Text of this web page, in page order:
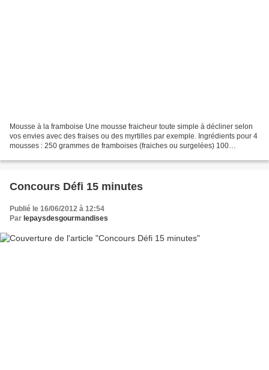
Mousse à la framboise Une mousse fraicheur toute simple à décliner selon
vos envies avec des fraises ou des myrtilles par exemple. Ingrédients pour 4
mousses : 250 grammes de framboises (fraiches ou surgelées) 100
Concours Défi 15 minutes
Publié le 16/06/2012 à 12:54
Par lepaysdesgourmandises